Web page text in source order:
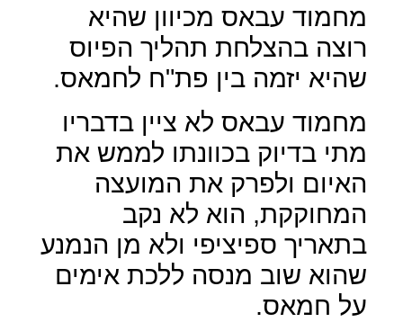
מחמוד עבאס מכיוון שהיא
רוצה בהצלחת תהליך הפיוס
שהיא יזמה בין פת"ח לחמאס.
מחמוד עבאס לא ציין בדבריו
מתי בדיוק בכוונתו לממש את
האיום ולפרק את המועצה
המחוקקת, הוא לא נקב
בתאריך ספיציפי ולא מן הנמנע
שהוא שוב מנסה ללכת אימים
על חמאס.